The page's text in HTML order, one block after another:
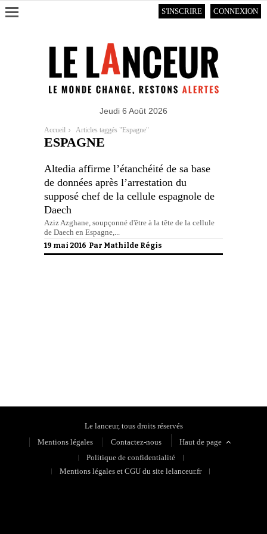
S'INSCRIRE CONNEXION
Jeudi 6 Août 2026
Accueil Articles taggés "Espagne"
ESPAGNE
Altedia affirme l’étanchéité de sa base
de données après l’arrestation du
supposé chef de la cellule espagnole de
Daech
Aziz Azghane, soupçonné d'être à la tête de la cellule
de Daech en Espagne,...
19 mai 2016 Par Mathilde Régis
Le lanceur, tous droits réservés
Mentions légales
Contactez-nous
Haut de page
Politique de confidentialité
Mentions légales et CGU du site lelanceur.fr